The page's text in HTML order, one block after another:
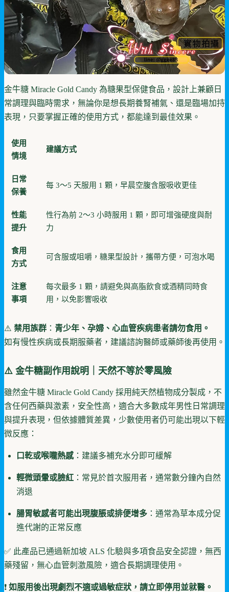
金牛糖 Miracle Gold Candy 為糖果型保健食品，設計上兼顧日
常調理與臨時需求，無論你是想長期養腎補氣、還是臨場加持
表現，只要掌握正確的使用方式，都能達到最佳效果。
使用
情境
建議方式
日常
保養
每 3～5 天服用 1 顆，早晨空腹含服吸收更佳
性能
提升
性行為前 2～3 小時服用 1 顆，即可增強硬度與耐
力
食用
方式
可含服或咀嚼，糖果型設計，攜帶方便，可泡水喝
注意
事項
每次最多 1 顆，請避免與高脂飲食或酒精同時食
用，以免影響吸收
⚠️ 禁用族群 ： 青少年、孕婦、心血管疾病患者請勿食用。
如有慢性疾病或長期服藥者，建議諮詢醫師或藥師後再使用。
⚠️ 金牛糖副作用說明｜天然不等於零風險
雖然金牛糖 Miracle Gold Candy 採用純天然植物成分製成，不
含任何西藥與激素，安全性高，適合大多數成年男性日常調理
與提升表現，但依據體質差異，少數使用者仍可能出現以下輕
微反應：
口乾或喉嚨熱感：建議多補充水分即可緩解
輕微頭暈或臉紅 ：常見於首次服用者，通常數分鐘內自然
消退
腸胃敏感者可能出現腹脹或排便增多 ：通常為草本成分促
進代謝的正常反應
✅ 此產品已通過新加坡 ALS 化驗與多項食品安全認證，無西
藥殘留，無心血管刺激風險，適合長期調理使用。
❗ 如服用後出現劇烈不適或過敏症狀，請立即停用並就醫。